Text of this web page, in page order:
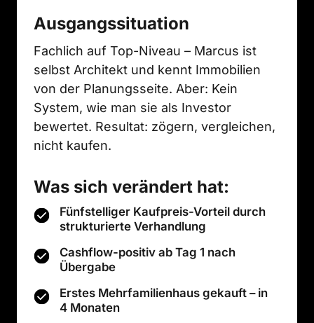
Ausgangssituation
Fachlich auf Top-Niveau – Marcus ist
selbst Architekt und kennt Immobilien
von der Planungsseite. Aber: Kein
System, wie man sie als Investor
bewertet. Resultat: zögern, vergleichen,
nicht kaufen.
Was sich verändert hat:
Fünfstelliger Kaufpreis-Vorteil durch
strukturierte Verhandlung
Cashflow-positiv ab Tag 1 nach
Übergabe
Erstes Mehrfamilienhaus gekauft – in
4 Monaten